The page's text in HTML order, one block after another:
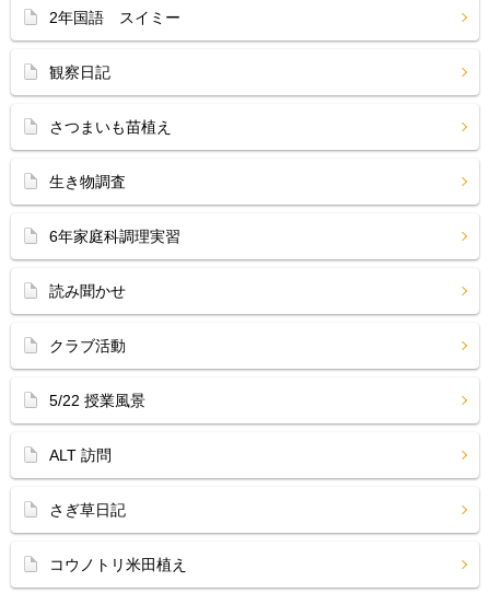
2年国語 スイミー
観察日記
さつまいも苗植え
生き物調査
6年家庭科調理実習
読み聞かせ
クラブ活動
5/22 授業風景
ALT 訪問
さぎ草日記
コウノトリ米田植え